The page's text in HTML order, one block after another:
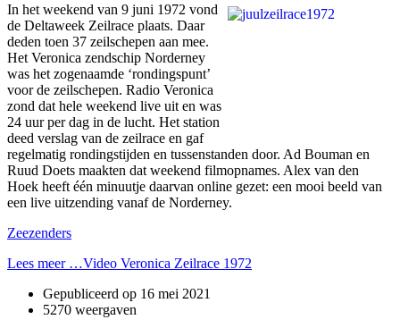
In het weekend van 9 juni 1972 vond
de Deltaweek Zeilrace plaats. Daar
deden toen 37 zeilschepen aan mee.
Het Veronica zendschip Norderney
was het zogenaamde ‘rondingspunt’
voor de zeilschepen. Radio Veronica
zond dat hele weekend live uit en was
24 uur per dag in de lucht. Het station
deed verslag van de zeilrace en gaf
regelmatig rondingstijden en tussenstanden door. Ad Bouman en
Ruud Doets maakten dat weekend filmopnames. Alex van den
Hoek heeft één minuutje daarvan online gezet: een mooi beeld van
een live uitzending vanaf de Norderney.
Zeezenders
Lees meer …Video Veronica Zeilrace 1972
Gepubliceerd op 16 mei 2021
5270 weergaven